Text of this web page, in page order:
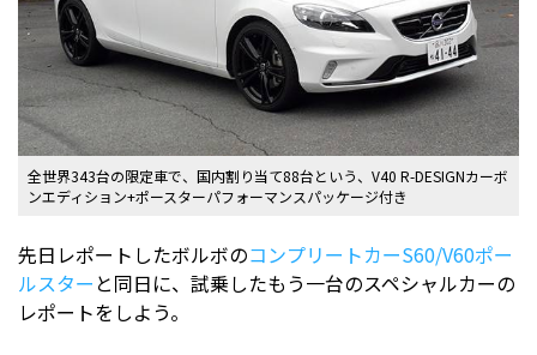
全世界343台の限定車で、国内割り当て88台という、V40 R-DESIGNカーボ
ンエディション+ポースターパフォーマンスパッケージ付き
先日レポートしたボルボのコンプリートカーS60/V60ポー
ルスター と同日に、試乗したもう一台のスペシャルカーの
レポートをしよう。